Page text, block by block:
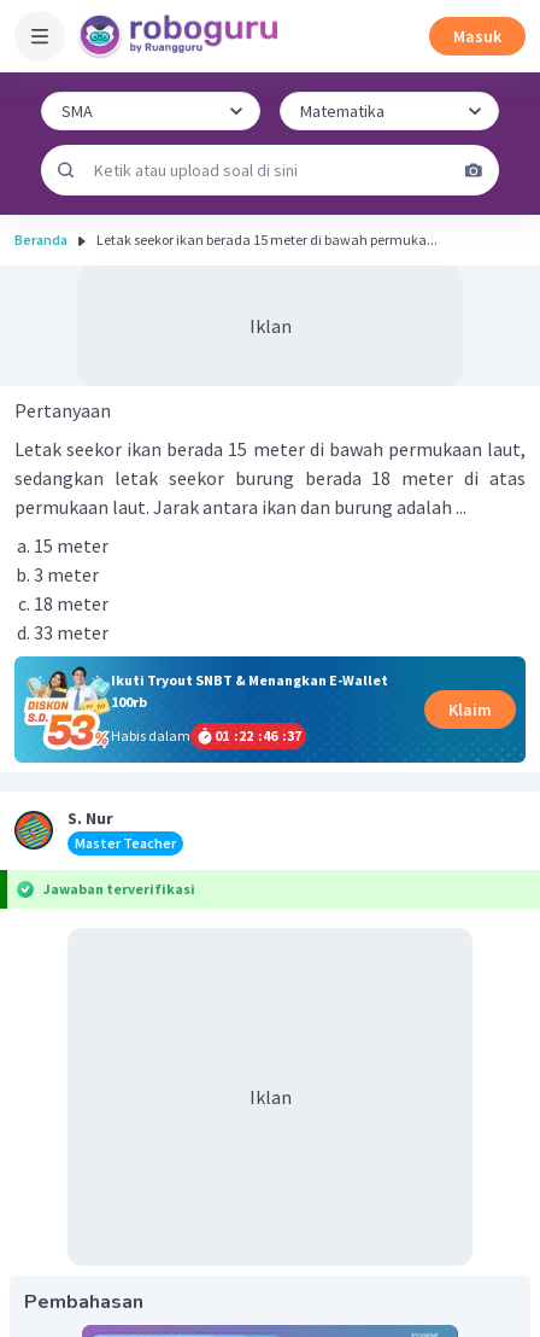
Masuk
Beranda Letak seekor ikan berada 15 meter di bawah permuka...
Iklan
Pertanyaan
Letak seekor ikan berada 15 meter di bawah permukaan laut,
sedangkan letak seekor burung berada 18 meter di atas
permukaan laut. Jarak antara ikan dan burung adalah ...
15 meter
3 meter
18 meter
33 meter
Ikuti Tryout SNBT & Menangkan E-Wallet
100rb
Habis dalam
01 :22 :46 :37
Klaim
S. Nur
Master Teacher
Jawaban terverifikasi
Iklan
Pembahasan